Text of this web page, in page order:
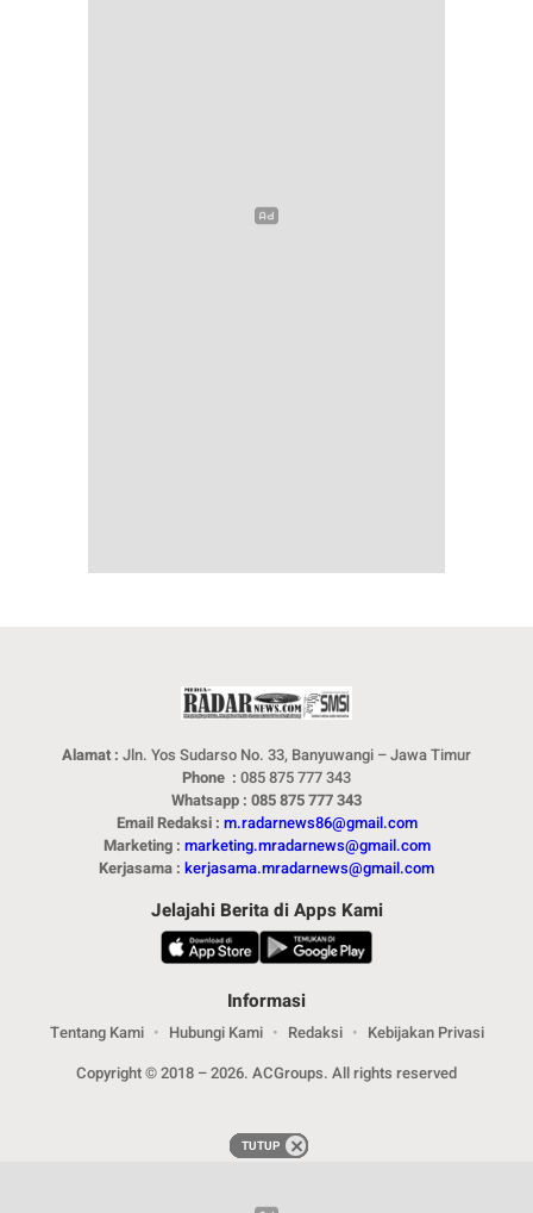
Alamat : Jln. Yos Sudarso No. 33, Banyuwangi – Jawa Timur
Phone : 085 875 777 343
Whatsapp : 085 875 777 343
Email Redaksi : m.radarnews86@gmail.com
Marketing : marketing.mradarnews@gmail.com
Kerjasama : kerjasama.mradarnews@gmail.com
Jelajahi Berita di Apps Kami
Informasi
Tentang Kami Hubungi Kami Redaksi
Kebijakan Privasi
Copyright © 2018 – 2026. ACGroups. All rights reserved
TUTUP
TUTUP
TUTUP
TUTUP
TUTUP
TUTUP
TUTUP
TUTUP
TUTUP
TUTUP